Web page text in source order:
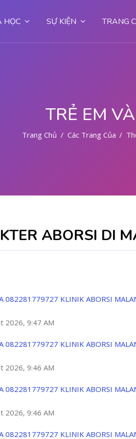
HỌC SỰ KIỆN TRANG
TRẺ EM
Trang Chủ Các Trang Của Hệ
ABORSI DI
082281779727 KLINIK ABORSI
2026, 9:47 AM
082281779727 KLINIK ABORSI
2026, 9:46 AM
082281779727 KLINIK ABORSI
2026, 9:46 AM
082281779727 KLINIK ABORSI